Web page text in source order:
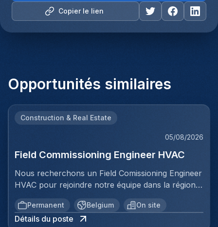
Copier le lien
Opportunités similaires
Construction & Real Estate
05/08/2026
Field Commissioning Engineer HVAC
Nous recherchons un Field Comissioning Engineer
HVAC pour rejoindre notre équipe dans la région
de Bruxelles. Dans ce rôle, vous fournirez une
assistance technique sur site lors de la mise en
service et du démarrage des installations HVAC
Permanent Belgium On site
Détails du poste